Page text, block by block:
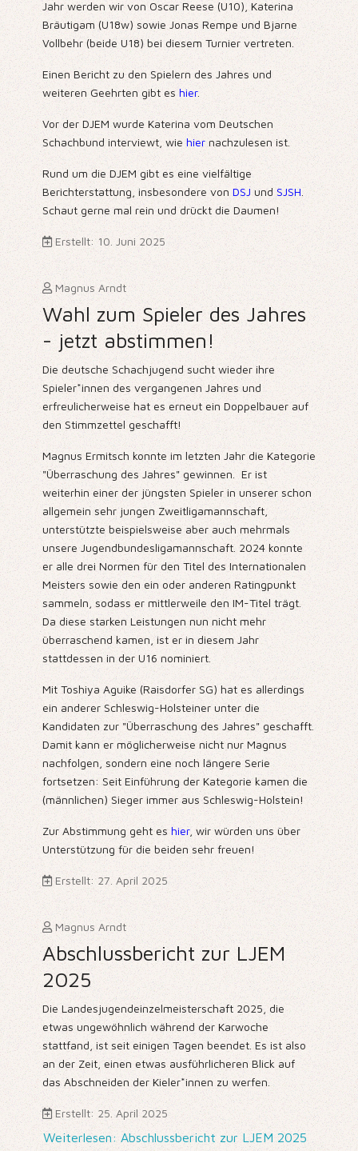
Jahr werden wir von Oscar Reese (U10), Katerina
Bräutigam (U18w) sowie Jonas Rempe und Bjarne
Vollbehr (beide U18) bei diesem Turnier vertreten.
Einen Bericht zu den Spielern des Jahres und
weiteren Geehrten gibt es hier.
Vor der DJEM wurde Katerina vom Deutschen
Schachbund interviewt, wie hiernachzulesen ist.
Rund um die DJEM gibt es eine vielfältige
Berichterstattung, insbesondere von DSJund SJSH
Schaut gerne mal rein und drückt die Daumen!
Erstellt: 10. Juni 2025
Magnus Arndt
Wahl zum Spieler des Jahres
- jetzt abstimmen!
Die deutsche Schachjugend sucht wieder ihre
Spieler*innen des vergangenen Jahres und
erfreulicherweise hat es erneut ein Doppelbauer auf
den Stimmzettel geschafft!
Magnus Ermitsch konnte im letzten Jahr die Kategorie
"Überraschung des Jahres" gewinnen. Er ist
weiterhin einer der jüngsten Spieler in unserer schon
allgemein sehr jungen Zweitligamannschaft,
unterstützte beispielsweise aber auch mehrmals
unsere Jugendbundesligamannschaft. 2024 konnte
er alle drei Normen für den Titel des Internationalen
Meisters sowie den ein oder anderen Ratingpunkt
sammeln, sodass er mittlerweile den IM-Titel trägt.
Da diese starken Leistungen nun nicht mehr
überraschend kamen, ist er in diesem Jahr
stattdessen in der U16 nominiert.
Mit Toshiya Aguike (Raisdorfer SG) hat es allerdings
ein anderer Schleswig-Holsteiner unter die
Kandidaten zur "Überraschung des Jahres" geschafft.
Damit kann er möglicherweise nicht nur Magnus
nachfolgen, sondern eine noch längere Serie
fortsetzen: Seit Einführung der Kategorie kamen die
(männlichen) Sieger immer aus Schleswig-Holstein!
Zur Abstimmung geht es hier, wir würden uns über
Unterstützung für die beiden sehr freuen!
Erstellt: 27. April 2025
Magnus Arndt
Abschlussbericht zur LJEM
2025
Die Landesjugendeinzelmeisterschaft 2025, die
etwas ungewöhnlich während der Karwoche
stattfand, ist seit einigen Tagen beendet. Es ist also
an der Zeit, einen etwas ausführlicheren Blick auf
das Abschneiden der Kieler*innen zu werfen.
Erstellt: 25. April 2025
Weiterlesen: Abschlussbericht zur LJEM 2025